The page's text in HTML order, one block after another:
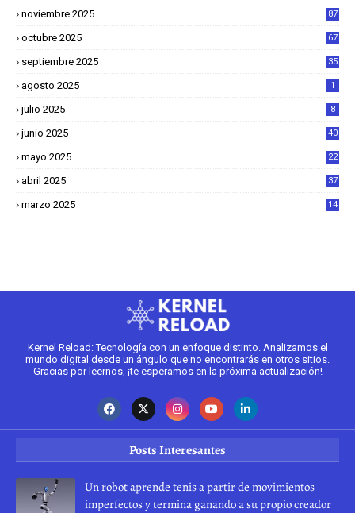
noviembre 2025 87
octubre 2025 67
septiembre 2025 35
agosto 2025 1
julio 2025 8
junio 2025 40
mayo 2025
22
abril 2025
37
marzo 2025
14
Kernel Reload: Tecnología con un enfoque distinto. Analizamos el
mundo digital desde un ángulo que no encontrarás en otros sitios.
Gracias por leernos, ¡te esperamos en la próxima actualización!
Posts Interesantes
Un robot aprende tenis a partir de movimientos
imperfectos y termina ganando a su propio creador